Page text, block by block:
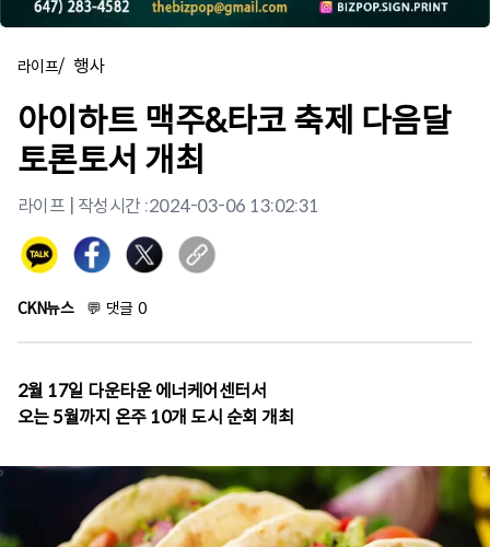
라이프/ 행사
아이하트 맥주&타코 축제 다음달
토론토서 개최
라이프 | 작성시간 :2024-03-06 13:02:31
CKN뉴스 💬 댓글 0
2월 17일 다운타운 에너케어센터서
오는 5월까지 온주 10개 도시 순회 개최